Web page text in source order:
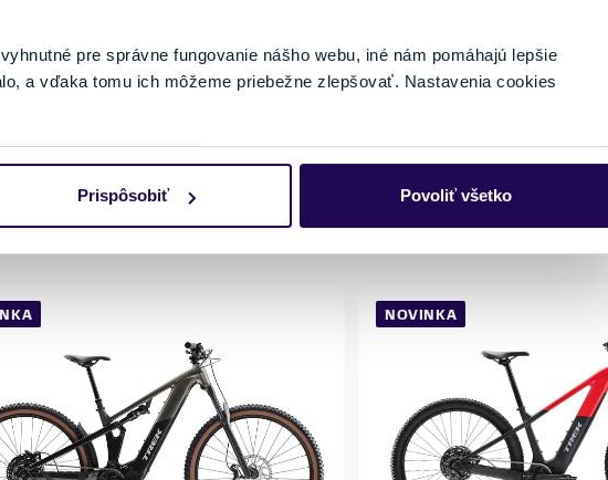
pre správne fungovanie nášho webu, iné nám pomáhajú lepšie
a vďaka tomu ich môžeme priebežne zlepšovať. Nastavenia cookies
Prispôsobiť Povoliť všetko
- Ihneď k odberu
Veľkosť
155 - 165 cm
Skladom - Ihneď k odberu
NOVINKA